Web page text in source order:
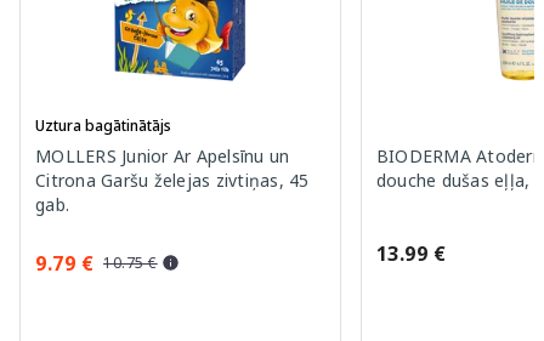
Uztura bagātinātājs
MOLLERS Junior Ar Apelsīnu un
Citrona Garšu želejas zivtiņas, 45
gab.
9.79 € 10.75 €
BIODERMA
douche dušas eļļa,
13.99 €